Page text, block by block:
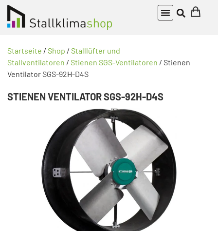
Startseite / Shop / Stalllüfter und
Stallventilatoren / Stienen SGS-Ventilatoren / Stienen
Ventilator SGS-92H-D4S
STIENEN VENTILATOR SGS-92H-D4S